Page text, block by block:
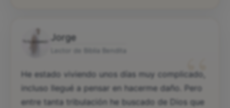
Jorge
“
He estado viviendo unos días muy complicado,
incluso llegué a pensar en hacerme daño. Pero
entre tanta tribulación he buscado de Dios que